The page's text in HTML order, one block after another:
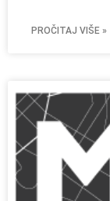
PROČITAJ VIŠE »